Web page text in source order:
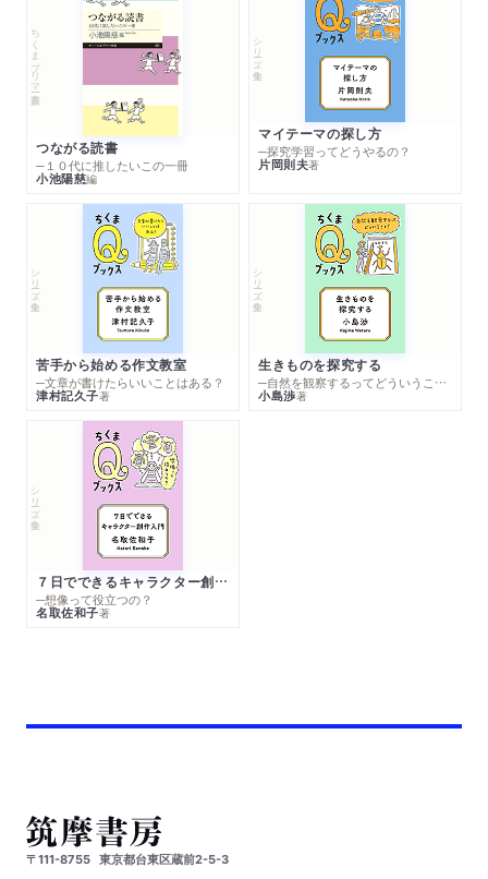
ちくまプリマー新書
つながる読書
─１０代に推したいこの一冊
小池陽慈編
シリーズ・全集
マイテーマの探し方
─探究学習ってどうやるの？
片岡則夫著
シリーズ・全集
苦手から始める作文教室
─文章が書けたらいいことはある？
津村記久子著
シリーズ・全集
生きものを探究する
─自然を観察するってどういうこと？
小島渉著
シリーズ・全集
７日でできるキャラクター創作入門
─想像って役立つの？
名取佐和子著
〒111-8755 東京都台東区蔵前2-5-3